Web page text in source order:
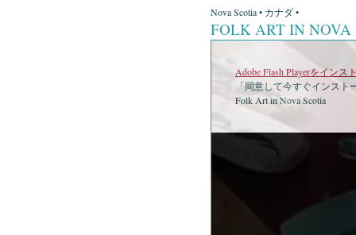
Nova Scotia • カナダ •
FOLK ART IN
Adobe Flash Playerをインス
「同意して今すぐインス
Folk Art in Nova Scotia